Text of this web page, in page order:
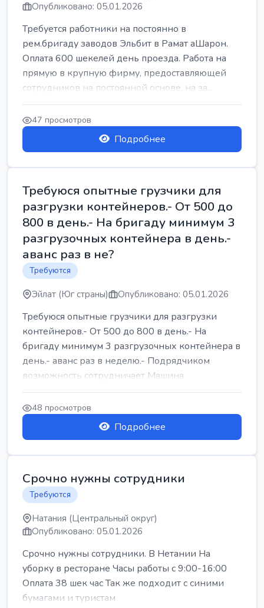
Опубликовано: 05.01.2026
Требуется работники на постоянно в
рем.бригаду заводов Эльбит в Рамат аШарон.
Оплата 600 шекелей день проезда. Работа на
прямую в крупную фирму, предоставляющей
сотрудников на постоянной основе, на за...
47 просмотров
Подробнее
Требуюся опытные грузчики для
разгрузки контейнеров.- От 500 до
800 в день.- На бригаду минимум 3
разгрузочных контейнера в день.-
аванс раз в не?
Требуются
Эйлат (Юг страны) Опубликовано: 05.01.2026
Требуюся опытные грузчики для разгрузки
контейнеров.- От 500 до 800 в день.- На
бригаду минимум 3 разгрузочных контейнера в
день.- аванс раз в неделю.- Подрядчиком
возможность сотрудничает Машина
48 просмотров
Подробнее
Срочно нужны сотрудники
Требуются
Натания (Центральный округ)
Опубликовано: 05.01.2026
Срочно нужны сотрудники. В Нетании На
уборку в ресторане Часы работы с 9:00-16:00
Оплата 38 шек час Так же подходит с синими
бумагами и туристам